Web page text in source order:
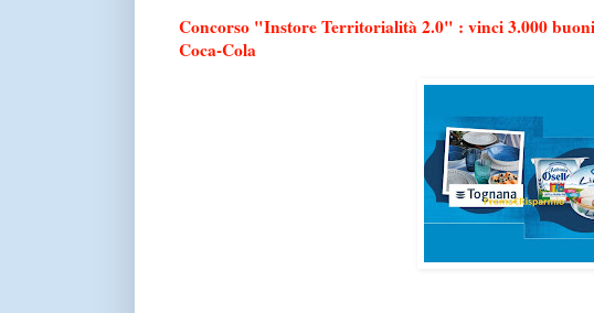
Concorso "Instore Territorialità 2.0" : vinci 3.000
Coca-Cola